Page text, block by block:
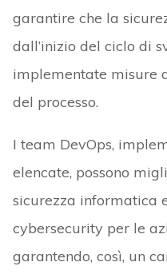
garantire che la
dall’inizio del ciclo di
implementate misure
del processo.
I team DevOps,
elencate, possono
sicurezza informatica
cybersecurity per le
garantendo, così, un